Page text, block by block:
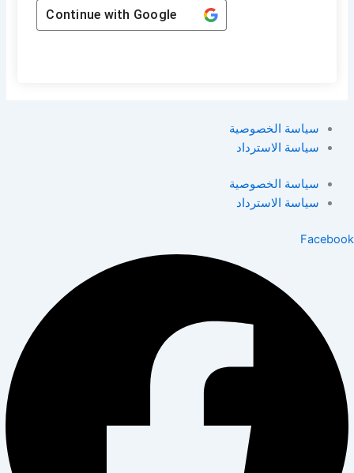
Continue with Google
سياسة الخصوصية
سياسة الاسترداد
سياسة الخصوصية
سياسة الاسترداد
Facebook